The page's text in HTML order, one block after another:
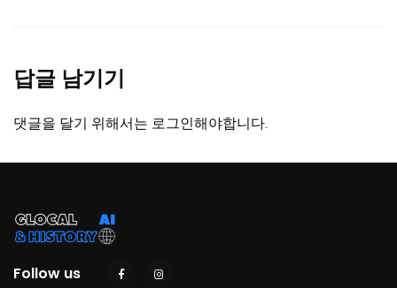
답글 남기기
댓글을 달기 위해서는 로그인해야합니다.
Follow us